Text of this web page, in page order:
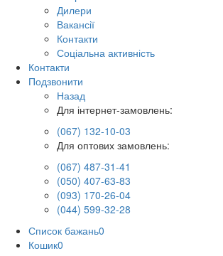
Дилери
Вакансії
Контакти
Соціальна активність
Контакти
Подзвонити
Назад
Для інтернет-замовлень:
(067) 132-10-03
Для оптових замовлень:
(067) 487-31-41
(050) 407-63-83
(093) 170-26-04
(044) 599-32-28
Список бажань0
Кошик0